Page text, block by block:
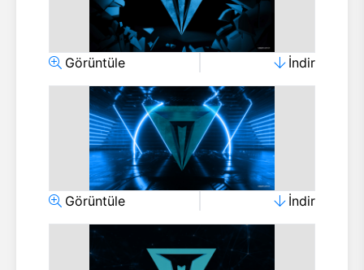
Görüntüle İndir
Görüntüle İndir